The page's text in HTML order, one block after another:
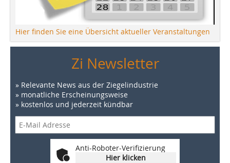
Hier finden Sie eine Übersicht aktueller Veranstaltungen
Zi Newsletter
» Relevante News aus der Ziegelindustrie
» monatliche Erscheinungsweise
» kostenlos und jederzeit kündbar
Anti-Roboter-Verifizierung
Hier klicken